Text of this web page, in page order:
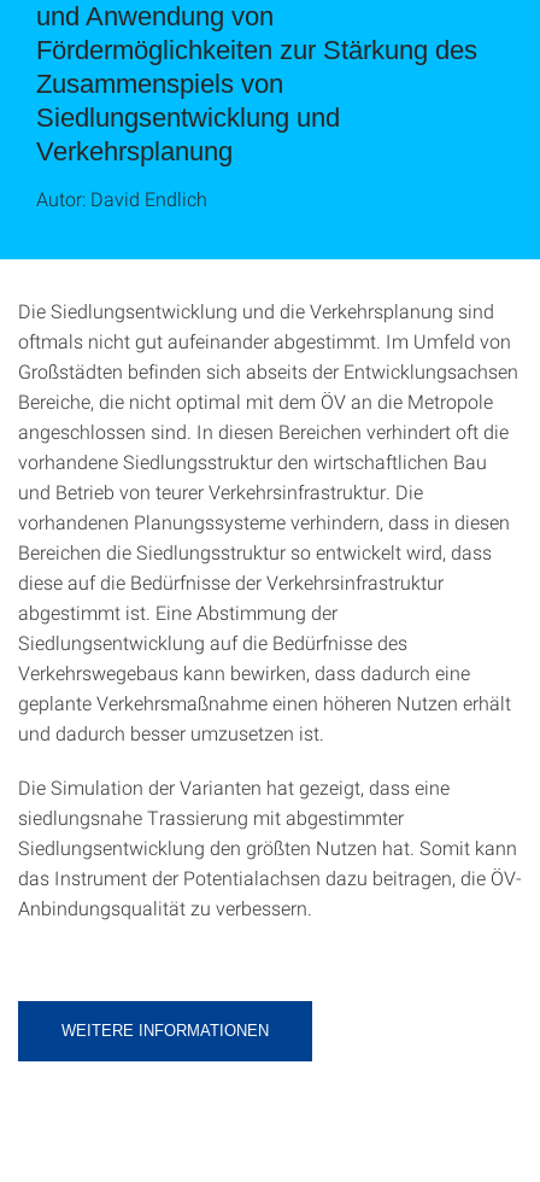
und Anwendung von
Fördermöglichkeiten zur Stärkung des
Zusammenspiels von
Siedlungsentwicklung und
Verkehrsplanung
Autor: David Endlich
Die Siedlungsentwicklung und die Verkehrsplanung sind
oftmals nicht gut aufeinander abgestimmt. Im Umfeld von
Großstädten befinden sich abseits der Entwicklungsachsen
Bereiche, die nicht optimal mit dem ÖV an die Metropole
angeschlossen sind. In diesen Bereichen verhindert oft die
vorhandene Siedlungsstruktur den wirtschaftlichen Bau
und Betrieb von teurer Verkehrsinfrastruktur. Die
vorhandenen Planungssysteme verhindern, dass in diesen
Bereichen die Siedlungsstruktur so entwickelt wird, dass
diese auf die Bedürfnisse der Verkehrsinfrastruktur
abgestimmt ist. Eine Abstimmung der
Siedlungsentwicklung auf die Bedürfnisse des
Verkehrswegebaus kann bewirken, dass dadurch eine
geplante Verkehrsmaßnahme einen höheren Nutzen erhält
und dadurch besser umzusetzen ist.
Die Simulation der Varianten hat gezeigt, dass eine
siedlungsnahe Trassierung mit abgestimmter
Siedlungsentwicklung den größten Nutzen hat. Somit kann
das Instrument der Potentialachsen dazu beitragen, die ÖV-
Anbindungsqualität zu verbessern.
WEITERE INFORMATIONEN